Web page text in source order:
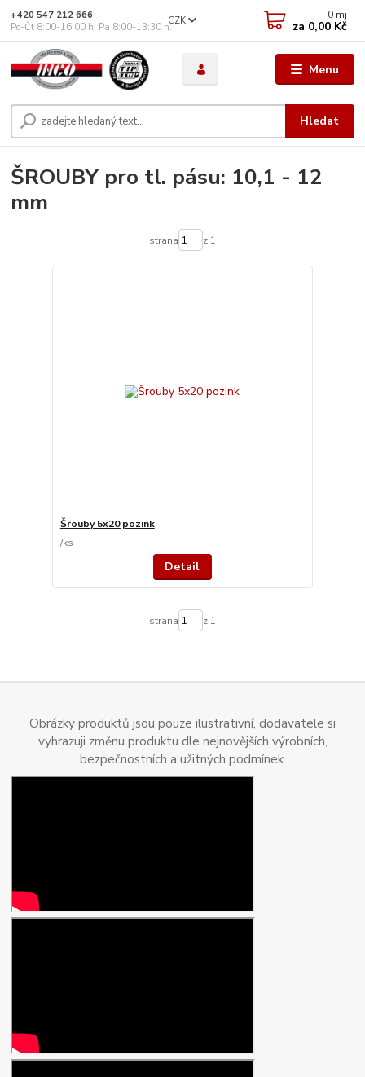
Menu
CZK
Hledat
+420 547 212 666
Po-Čt 8:00-16:00 h. Pa 8:00-13:30 h.
0 mj
za 0,00 Kč
ŠROUBY pro tl. pásu: 10,1 - 12
mm
strana z 1
Šrouby 5x20 pozink
/ks
Detail
strana z 1
Obrázky produktů jsou pouze ilustrativní, dodavatele si
vyhrazuji změnu produktu dle nejnovějších výrobních,
bezpečnostních a užitných podmínek.